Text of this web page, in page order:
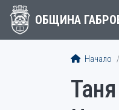
ОБЩИНА
Начало